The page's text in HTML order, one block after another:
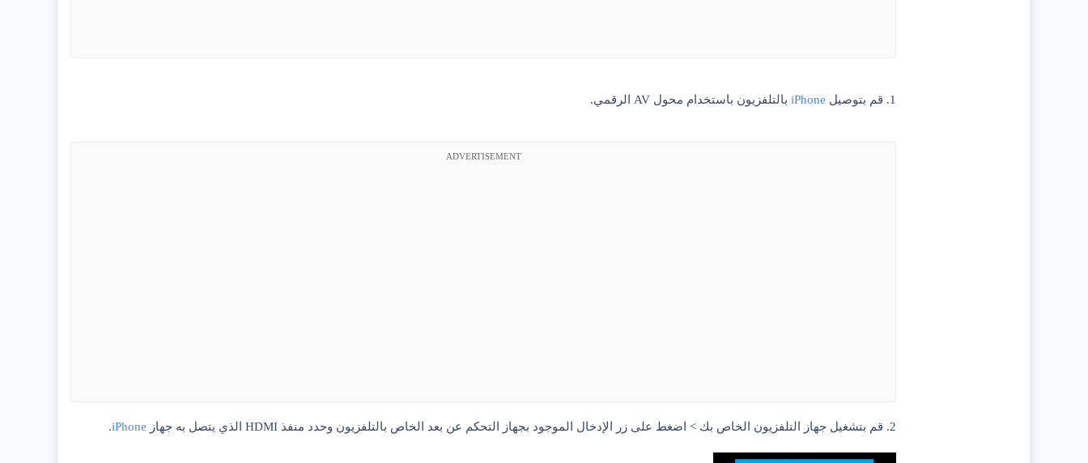
1. قم بتوصيل iPhone بالتلفزيون باستخدام محول AV الرقمي.
ADVERTISEMENT
2. قم بتشغيل جهاز التلفزيون الخاص بك > اضغط على زر الإدخال الموجود بجهاز التحكم عن بعد الخاص بالتلفزيون وحدد منفذ HDMI الذي يتصل به جهاز iPhone
.